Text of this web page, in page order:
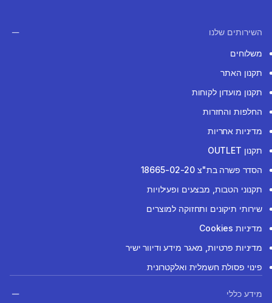
השירותים שלנו
משלוחים
תקנון האתר
תקנון מועדון לקוחות
החלפות והחזרות
מדיניות אחריות
תקנון OUTLET
הסדר פשרה בת"צ 18665-02-20
תקנוני הטבות, מבצעים ופעילויות
שירותי תיקונים ותחזוקה למוצרים
מדיניות Cookies
מדיניות פרטיות, מאגר מידע ודיוור ישיר
פינוי פסולת חשמלית ואלקטרונית
מידע כללי